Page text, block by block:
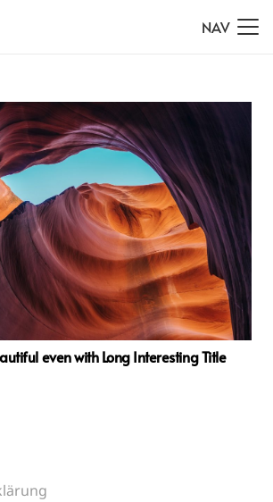
NAV
even with Long Interesting Title